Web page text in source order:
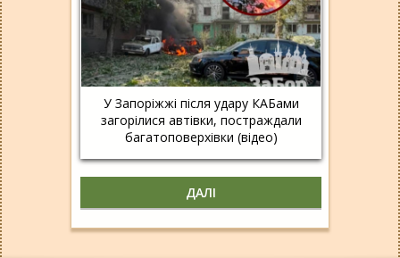
У Запоріжжі після удару КАБами
загорілися автівки, постраждали
багатоповерхівки (відео)
ДАЛІ